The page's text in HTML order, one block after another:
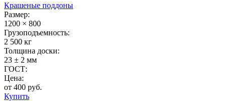
Крашеные поддоны
Размер:
1200 × 800
Грузоподъемность:
2 500 кг
Толщина доски:
23 ± 2 мм
ГОСТ:
Цена:
от 400 руб.
Купить